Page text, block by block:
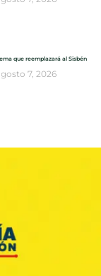
que reemplazará al Sisbén
7, 2026